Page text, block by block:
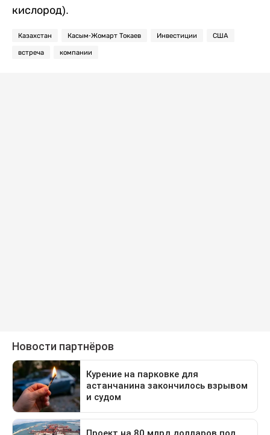
кислород).
Казахстан Касым-Жомарт Токаев Инвестиции США
встреча компании